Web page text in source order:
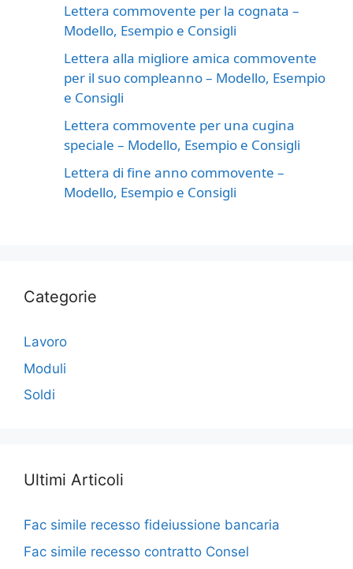
Lettera commovente per la cognata –
Modello, Esempio e Consigli
Lettera alla migliore amica commovente
per il suo compleanno – Modello, Esempio
e Consigli
Lettera commovente per una cugina
speciale – Modello, Esempio e Consigli
Lettera di fine anno commovente –
Modello, Esempio e Consigli
Categorie
Lavoro
Moduli
Soldi
Ultimi Articoli
Fac simile recesso fideiussione bancaria​
Fac simile recesso contratto Consel​